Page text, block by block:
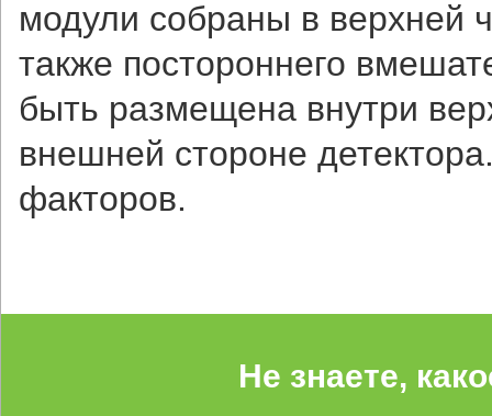
модули собраны в верхней
также постороннего
быть размещена внутри
внешней стороне
факторов.
Не знаете,